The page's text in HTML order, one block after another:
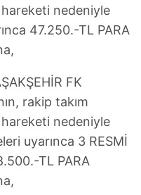
nedeniyle
47.250.-TL PARA
FK
rakip takım
nedeniyle
uyarınca 3 RESMİ
TL PARA